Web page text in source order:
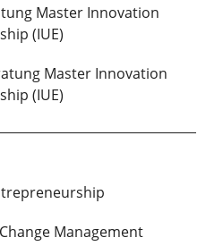
Master Innovation
(IUE)
Master Innovation
(IUE)
Management